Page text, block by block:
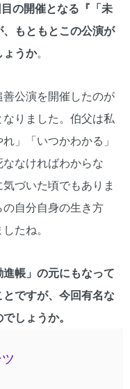
の開催となる『「未
もともとこの公演が
ょうか。
公演を開催したのが
りました。伯父は私
」「いつかわかる」
なければわからな
づいた頃でもありま
自分自身の生き方
たね。
帳」の元にもなって
ですが、今回有名な
しょうか。